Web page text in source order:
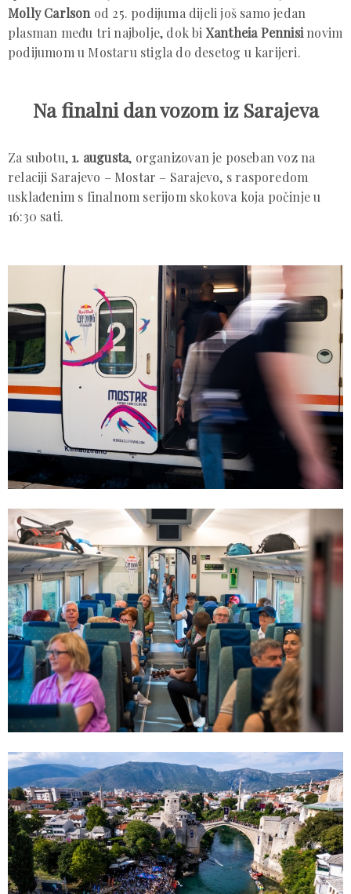
Molly Carlsonod 25. podijuma dijeli još samo jedan
plasman među tri najbolje, dok bi Xantheia Pennisinovim
podijumom u Mostaru stigla do desetog u karijeri.
Na finalni dan vozom iz Sarajeva
Za subotu, 1. augusta, organizovan je poseban voz na
relaciji Sarajevo – Mostar – Sarajevo, s rasporedom
usklađenim s finalnom serijom skokova koja počinje u
16:30 sati.